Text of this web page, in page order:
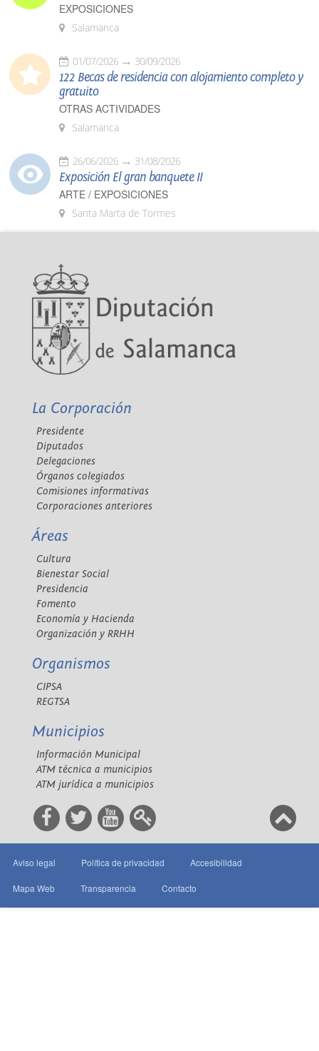
EXPOSICIONES
Salamanca
01/07/2026 30/09/2026
122 Becas de residencia con alojamiento completo y
gratuito
OTRAS ACTIVIDADES
Salamanca
26/06/2026 31/08/2026
Exposición El gran banquete II
ARTE / EXPOSICIONES
Santa Marta de Tormes
La Corporación
Presidente
Diputados
Delegaciones
Órganos colegiados
Comisiones informativas
Corporaciones anteriores
Áreas
Cultura
Bienestar Social
Presidencia
Fomento
Economía y Hacienda
Organización y RRHH
Organismos
CIPSA
REGTSA
Municipios
Información Municipal
ATM técnica a municipios
ATM jurídica a municipios
Aviso legal Política de privacidad Accesibilidad
Mapa Web Transparencia Contacto